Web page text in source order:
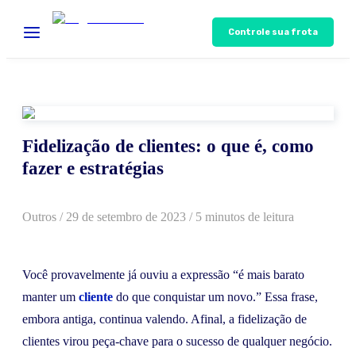
Controle sua frota
Fidelização de clientes: o que é, como
fazer e estratégias
Outros / 29 de setembro de 2023 / 5 minutos de leitura
Você provavelmente já ouviu a expressão “é mais barato
manter um cliente do que conquistar um novo.” Essa frase,
embora antiga, continua valendo. Afinal, a fidelização de
clientes virou peça-chave para o sucesso de qualquer negócio.